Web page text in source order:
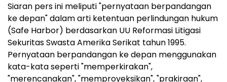
Siaran pers ini meliputi "pernyataan berpandangan
ke depan" dalam arti ketentuan perlindungan hukum
(Safe Harbor) berdasarkan UU Reformasi Litigasi
Sekuritas Swasta Amerika Serikat tahun 1995.
Pernyataan berpandangan ke depan menggunakan
kata-kata seperti "memperkirakan",
"merencanakan", "memproyeksikan", "prakiraan",